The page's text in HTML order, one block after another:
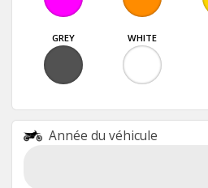
GREY WHITE
Année du véhicule